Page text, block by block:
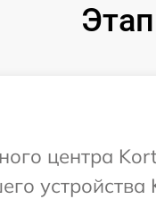
центра
устройства